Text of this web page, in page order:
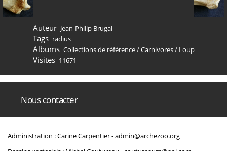
Auteur Jean-Philip Brugal
Tags radius
Albums Collections de référence/Carnivores/ Loup
Visites 11671
Nous contacter
Administration : Carine Carpentier -admin@archezoo.org